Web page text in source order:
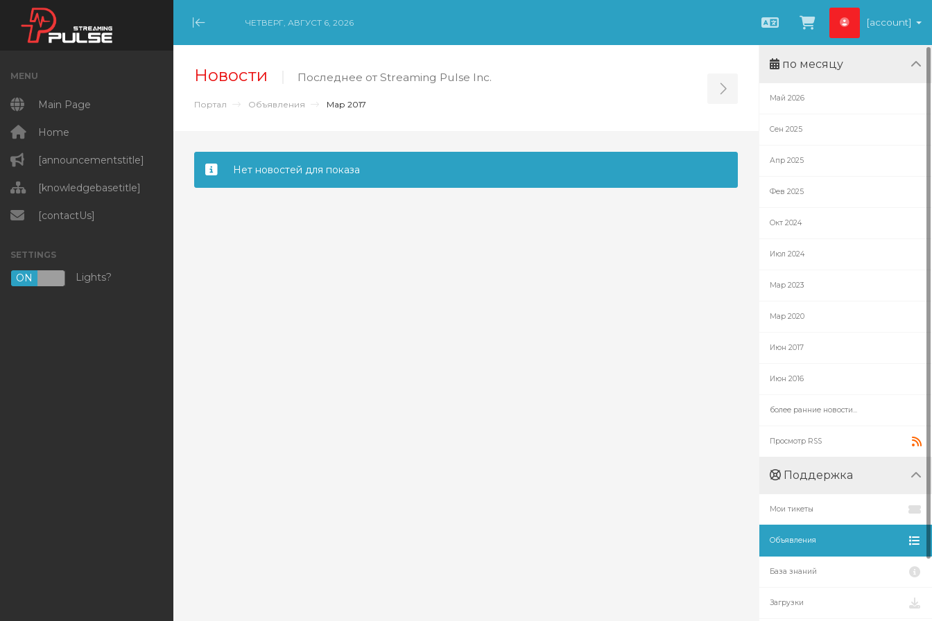
Minimize Menu
ЧЕТВЕРГ, АВГУСТ 6, 2026
РусскийПросмотр
[account]
MENU
Main Page
Home
[announcementstitle]
[knowledgebasetitle]
[contactUs]
SETTINGS
ON OFF
Lights?
Новости Последнее от Streaming Pulse Inc.
Портал Объявления Мар 2017 Toggle Sidebar
Нет новостей для показа
по месяцу
Май 2026
Сен 2025
Апр 2025
Фев 2025
Окт 2024
Июл 2024
Мар 2023
Мар 2020
Июн 2017
Июн 2016
более ранние новости...
Просмотр RSS
Поддержка
Мои тикеты
Объявления
База знаний
Загрузки